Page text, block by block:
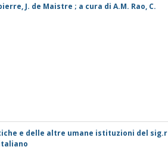
J. de Maistre ; a cura di A.M. Rao, C.
e delle altre umane istituzioni del sig.r